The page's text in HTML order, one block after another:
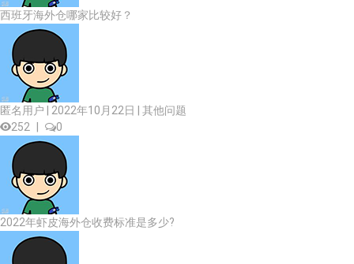
西班牙海外仓哪家比较好？
匿名用户 | 2022年10月22日 | 其他问题
252
0
2022年虾皮海外仓收费标准是多少?